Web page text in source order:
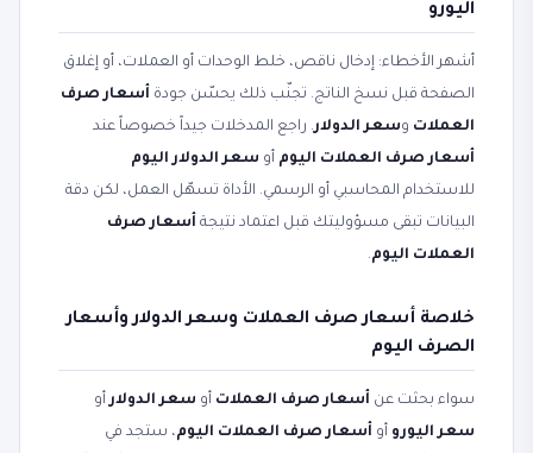
اليورو
أشهر الأخطاء: إدخال ناقص، خلط الوحدات أو العملات، أو إغلاق
الصفحة قبل نسخ الناتج. تجنّب ذلك يحسّن جودة أسعار صرف
العملات وسعر الدولار. راجع المدخلات جيداً خصوصاً عند
أسعار صرف العملات اليوم أو سعر الدولار اليوم
للاستخدام المحاسبي أو الرسمي. الأداة تسهّل العمل، لكن دقة
البيانات تبقى مسؤوليتك قبل اعتماد نتيجة أسعار صرف
العملات اليوم.
خلاصة أسعار صرف العملات وسعر الدولار وأسعار
الصرف اليوم
سواء بحثت عن أسعار صرف العملات أو سعر الدولارأو
سعر اليورو أو أسعار صرف العملات اليوم، ستجد في